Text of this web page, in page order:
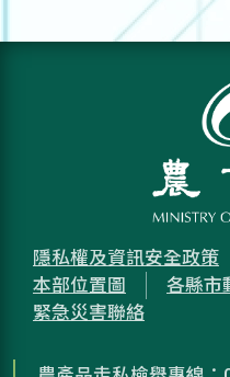
隱私權及資訊安全政策
本部位置圖
各縣市
緊急災害聯絡